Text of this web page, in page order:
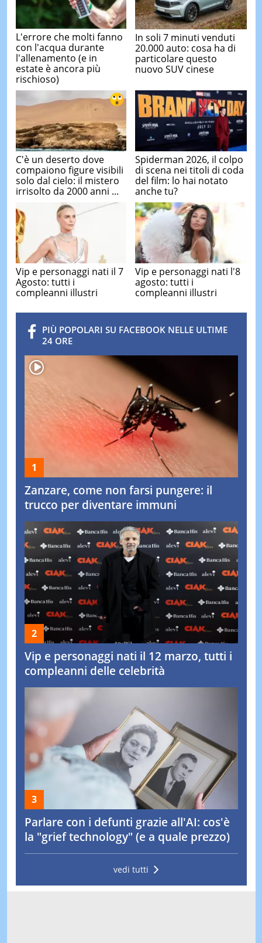
L'errore che molti fanno
con l'acqua durante
l'allenamento (e in
estate è ancora più
rischioso)
In soli 7 minuti venduti
20.000 auto: cosa ha di
particolare questo
nuovo SUV cinese
C'è un deserto dove
compaiono figure visibili
solo dal cielo: il mistero
irrisolto da 2000 anni ...
Spiderman 2026, il colpo
di scena nei titoli di coda
del film: lo hai notato
anche tu?
Vip e personaggi nati il 7
Agosto: tutti i
compleanni illustri
Vip e personaggi nati l'8
agosto: tutti i
compleanni illustri
PIÙ POPOLARI SU FACEBOOK NELLE ULTIME
24 ORE
Zanzare, come non farsi pungere: il
trucco per diventare immuni
Vip e personaggi nati il 12 marzo, tutti i
compleanni delle celebrità
Parlare con i defunti grazie all'AI: cos'è
la "grief technology" (e a quale prezzo)
vedi tutti